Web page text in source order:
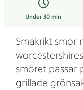
Under 30 min
Smakrikt smör
smöret passar
grillade